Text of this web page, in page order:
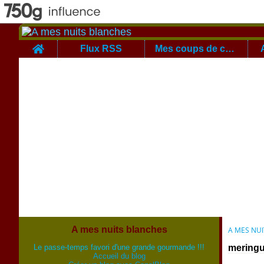
Home Flux RSS Mes coups de coeur
A mes nuits blanches
Le passe-temps favori d'une grande gourmande !!!
Accueil du blog
A MES